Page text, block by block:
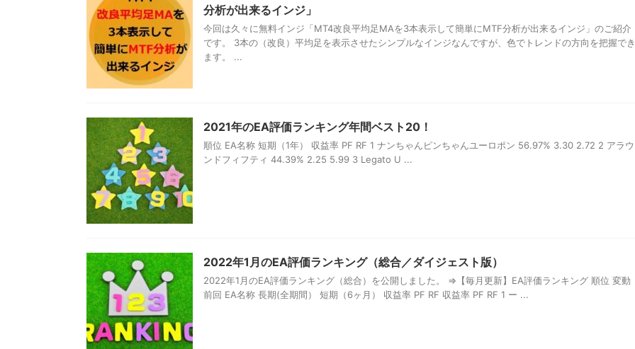
分析が出来るインジ」
今回は久々に無料インジ「MT4改良平均足MAを3本表示して簡単にMTF分析が出来るインジ」のご紹介
です。 3本の（改良）平均足を表示させたシンプルなインジなんですが、色でトレンドの方向を把握でき
ます。 ...
2021年のEA評価ランキング年間ベスト20！
順位 EA名称 短期（1年） 収益率 PF RF 1 ナンちゃんピンちゃんユーロポン 56.97% 3.30 2.72 2 アラウ
ンドフィフティ 44.39% 2.25 5.99 3 Legato U ...
2022年1月のEA評価ランキング（総合／ダイジェスト版）
2022年1月のEA評価ランキング（総合）を公開しました。 ⇒【毎月更新】EA評価ランキング 順位 変動
前回 EA名称 長期(全期間） 短期（6ヶ月） 収益率 PF RF 収益率 PF RF 1 ー ...